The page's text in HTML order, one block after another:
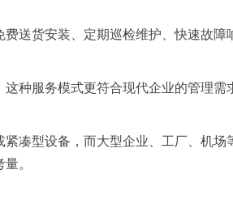
送货安装、定期巡检维护、快速故
种服务模式更符合现代企业的管理需
凑型设备，而大型企业、工厂、机
。